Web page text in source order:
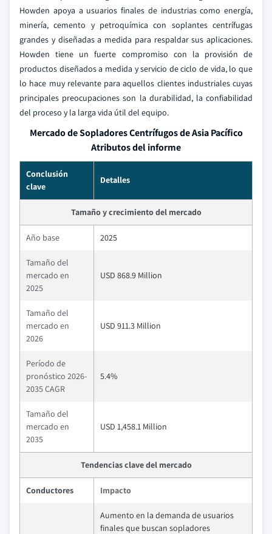
Howden apoya a usuarios finales de industrias como energía,
minería, cemento y petroquímica con soplantes centrífugas
grandes y diseñadas a medida para respaldar sus aplicaciones.
Howden tiene un fuerte compromiso con la provisión de
productos diseñados a medida y servicio de ciclo de vida, lo que
lo hace muy relevante para aquellos clientes industriales cuyas
principales preocupaciones son la durabilidad, la confiabilidad
del proceso y la larga vida útil del equipo.
Mercado de Sopladores Centrífugos de Asia Pacífico
Atributos del informe
Conclusión
clave
Detalles
Tamaño y crecimiento del mercado
Año base 2025
Tamaño del
mercado en
2025
USD 868.9 Million
Tamaño del
mercado en
2026
USD 911.3 Million
Período de
pronóstico 2026-
2035 CAGR
5.4%
Tamaño del
mercado en
2035
USD 1,458.1 Million
Tendencias clave del mercado
Conductores Impacto
Aumento en la demanda de usuarios
finales que buscan sopladores